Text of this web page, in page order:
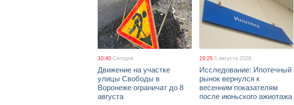
10:40 Сегодня
Движение на участке
улицы Свободы в
Воронеже ограничат до 8
августа
19:25 5 августа 2026
Исследование: Ипотечный
рынок вернулся к
весенним показателям
после июньского ажиотажа